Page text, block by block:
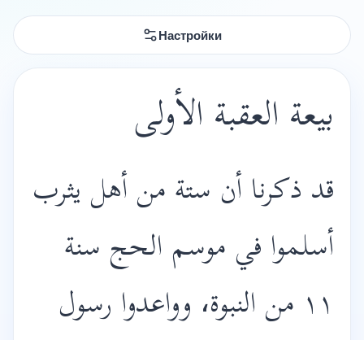
Настройки
بيعة العقبة الأولى
قد ذكرنا أن ستة من أهل يثرب
أسلموا في موسم الحج سنة
١١ من النبوة، وواعدوا رسول